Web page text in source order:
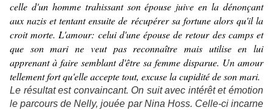
celle d'un homme trahissant son épouse juive en la dénonçant
aux nazis et tentant ensuite de récupérer sa fortune alors qu'il la
croit morte. L'amour: celui d'une épouse de retour des camps et
que son mari ne veut pas reconnaître mais utilise en lui
apprenant à faire semblant d'être sa femme disparue. Un amour
tellement fort qu'elle accepte tout, excuse la cupidité de son mari.
Le résultat est convaincant. On suit avec intérêt et émotion
le parcours de Nelly, jouée par Nina Hoss. Celle-ci incarne